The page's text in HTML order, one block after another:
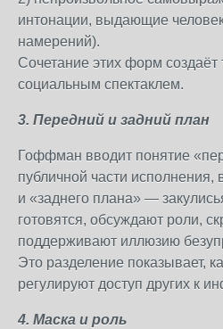
интонации, выдающие
намерений).
Сочетание этих форм создаёт
социальным спектаклем.
3. Передний и задний план
Гоффман вводит понятие
публичной части исполнения,
и «заднего плана» —
готовятся, обсуждают роли,
поддерживают иллюзию
Это разделение показывает,
регулируют доступ других к
4. Маска и роль